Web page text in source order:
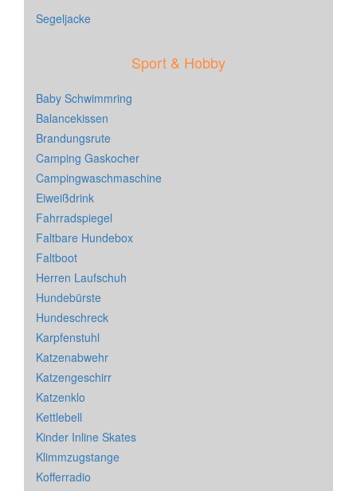
Segeljacke
Sport & Hobby
Baby Schwimmring
Balancekissen
Brandungsrute
Camping Gaskocher
Campingwaschmaschine
Eiweißdrink
Fahrradspiegel
Faltbare Hundebox
Faltboot
Herren Laufschuh
Hundebürste
Hundeschreck
Karpfenstuhl
Katzenabwehr
Katzengeschirr
Katzenklo
Kettlebell
Kinder Inline Skates
Klimmzugstange
Kofferradio